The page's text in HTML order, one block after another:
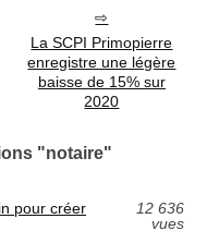
La SCPI Primopierre
enregistre une légère
baisse de 15% sur
2020
"notaire"
pour créer
12 636
vues